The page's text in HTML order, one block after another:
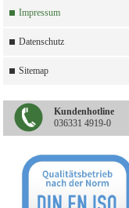
Impressum
Datenschutz
Sitemap
Kundenhotline
036331 4919-0